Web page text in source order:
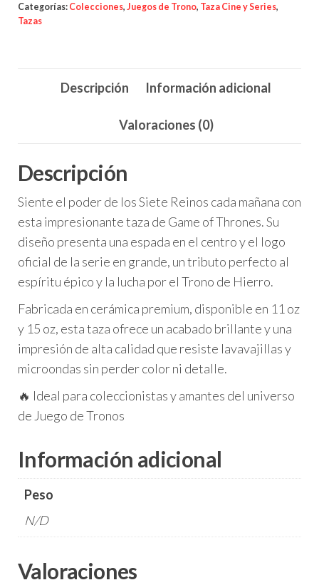
Juego
de
Categorías: Colecciones, Juegos de Trono, Taza Cine y Series,
Tazas
Descripción Información adicional
Valoraciones (0)
Descripción
Siente el poder de los Siete Reinos cada mañana con
esta impresionante taza de Game of Thrones. Su
diseño presenta una espada en el centro y el logo
oficial de la serie en grande, un tributo perfecto al
espíritu épico y la lucha por el Trono de Hierro.
Fabricada en cerámica premium, disponible en 11 oz
y 15 oz, esta taza ofrece un acabado brillante y una
impresión de alta calidad que resiste lavavajillas y
microondas sin perder color ni detalle.
🔥 Ideal para coleccionistas y amantes del universo
de Juego de Tronos
Información adicional
Peso
N/D
Valoraciones